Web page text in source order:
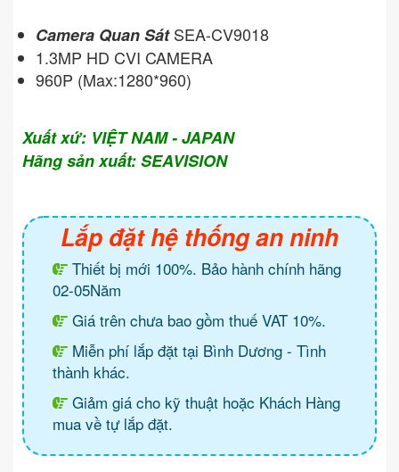
Camera Quan SátSEA-CV9018
1.3MP HD CVI CAMERA
960P (Max:1280*960)
Xuất xứ: VIỆT NAM - JAPAN
Hãng sản xuất: SEAVISION
Lắp đặt hệ thống an ninh
Thiết bị mới 100%. Bảo hành chính hãng
02-05Năm
Giá trên chưa bao gồm thuế VAT 10%.
Miễn phí lắp đặt tại Bình Dương - Tình
thành khác.
Giảm giá cho kỹ thuật hoặc Khách Hàng
mua về tự lắp đặt.